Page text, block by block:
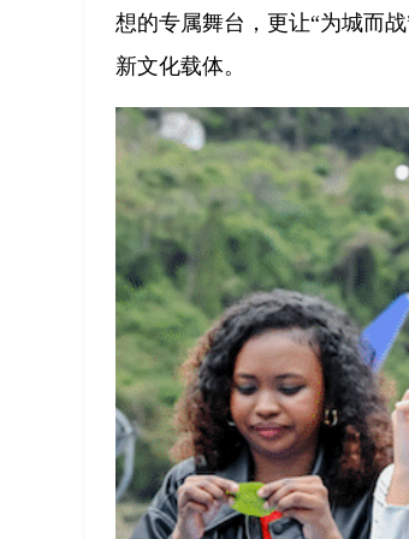
想的专属舞台，更让“为城而
新文化载体。